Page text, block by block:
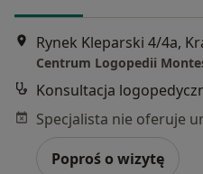
Rynek Kleparski 4/4a,
Centrum Logopedii
Konsultacja
Poproś o wizytę